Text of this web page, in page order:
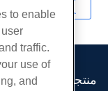
منتجات
to enable
traffic.
use of
and